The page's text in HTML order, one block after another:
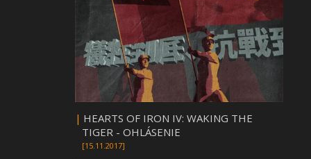
| HEARTS OF IRON IV: WAKING THE
TIGER - OHLÁSENIE
[15.11.2017]